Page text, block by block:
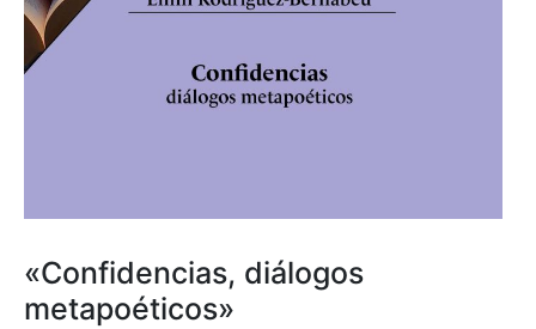
«Confidencias, diálogos
metapoéticos»